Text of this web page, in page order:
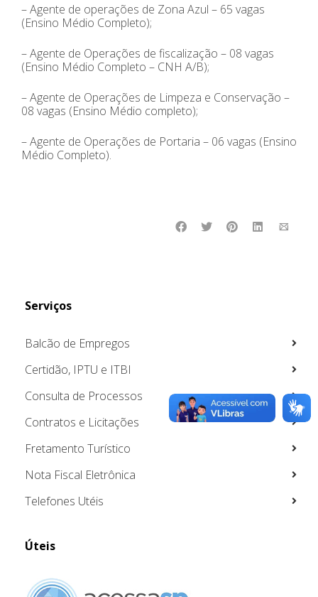
– Agente de operações de Zona Azul – 65 vagas
(Ensino Médio Completo);
– Agente de Operações de fiscalização – 08 vagas
(Ensino Médio Completo – CNH A/B);
– Agente de Operações de Limpeza e Conservação –
08 vagas (Ensino Médio completo);
– Agente de Operações de Portaria – 06 vagas (Ensino
Médio Completo).
Serviços
Balcão de Empregos
Certidão, IPTU e ITBI
Consulta de Processos
Contratos e Licitações
Fretamento Turístico
Nota Fiscal Eletrônica
Telefones Utéis
Úteis